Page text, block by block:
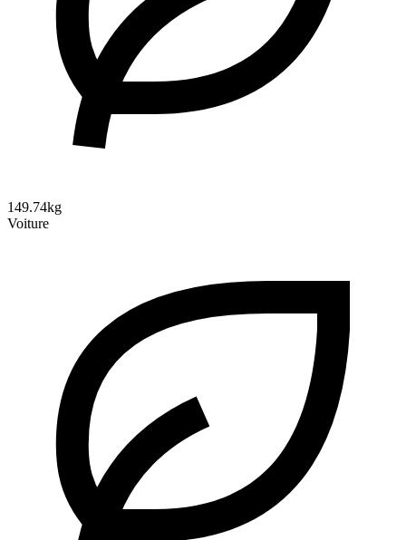
149.74kg
Voiture